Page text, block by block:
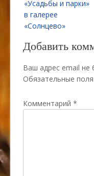
по
записям
«Усадьбы и парки»
в галерее
«Солнцево»
Добавить
Ваш адрес email не
Обязательные
Комментарий *